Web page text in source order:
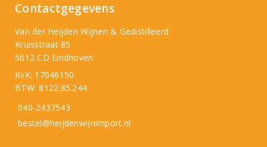
Contactgegevens
Van der Heijden Wijnen & Gedistilleerd
Kruisstraat 85
5612 CD Eindhoven
KvK: 17046150
BTW: 8122.85.244
040-2437543
bestel@heijdenwijnimport.nl